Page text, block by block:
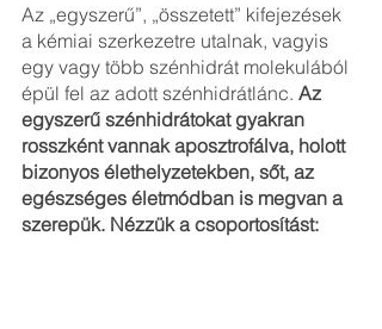
Az „egyszerű”, „összetett” kifejezések
a kémiai szerkezetre utalnak, vagyis
egy vagy több szénhidrát molekulából
épül fel az adott szénhidrátlánc. Az
egyszerű szénhidrátokat gyakran
rosszként vannak aposztrofálva, holott
bizonyos élethelyzetekben, sőt, az
egészséges életmódban is megvan a
szerepük. Nézzük a csoportosítást: